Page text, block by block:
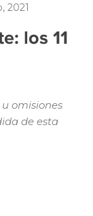
2021
los 11
omisiones
de esta